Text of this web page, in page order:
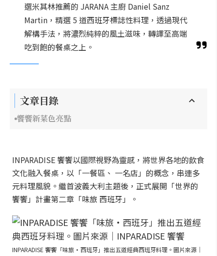
選米其林推薦的 JARANA 主廚 Daniel Sanz
Martin，精選 5 道西班牙標誌性料理，透過現代
解構手法，將濃烈純粹的風土滋味，轉譯至高端
吃到飽的餐桌之上。
文章目錄
饗饗新菜色亮點
INPARADISE 饗饗以國際視野為靈感，將世界各地的飲食
⽂化融入餐桌，以「⼀餐區、 ⼀名店」的概念，串連多
元料理風貌。繼首波義大利主題後，正式展開「世界的
饗饗」計畫第二章「味旅 西班牙」。
INPARADISE 饗饗「味旅•西班牙」推出五道經典西班牙料理。圖片來源｜